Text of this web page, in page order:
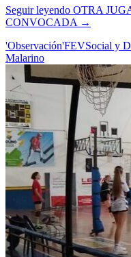
Seguir leyendo OTRA
CONVOCADA →
'Observación'FEVSocial y
Malarino